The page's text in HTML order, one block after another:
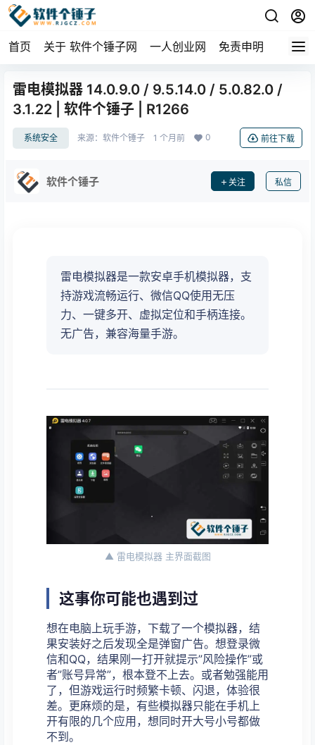
首页 关于 软件个锤子网 一人创业网 免责申明
雷电模拟器 14.0.9.0 / 9.5.14.0 / 5.0.82.0 /
3.1.22 | 软件个锤子 | R1266
系统安全 来源： 软件个锤子 1 个月前 0 前往下载
软件个锤子 关注 私信
雷电模拟器是一款安卓手机模拟器，支
持游戏流畅运行、微信QQ使用无压
力、一键多开、虚拟定位和手柄连接。
无广告，兼容海量手游。
▲ 雷电模拟器 主界面截图
这事你可能也遇到过
想在电脑上玩手游，下载了一个模拟器，结
果安装好之后发现全是弹窗广告。想登录微
信和QQ，结果刚一打开就提示”风险操作”或
者”账号异常”，根本登不上去。或者勉强能用
了，但游戏运行时频繁卡顿、闪退，体验很
差。更麻烦的是，有些模拟器只能在手机上
开有限的几个应用，想同时开大号小号都做
不到。